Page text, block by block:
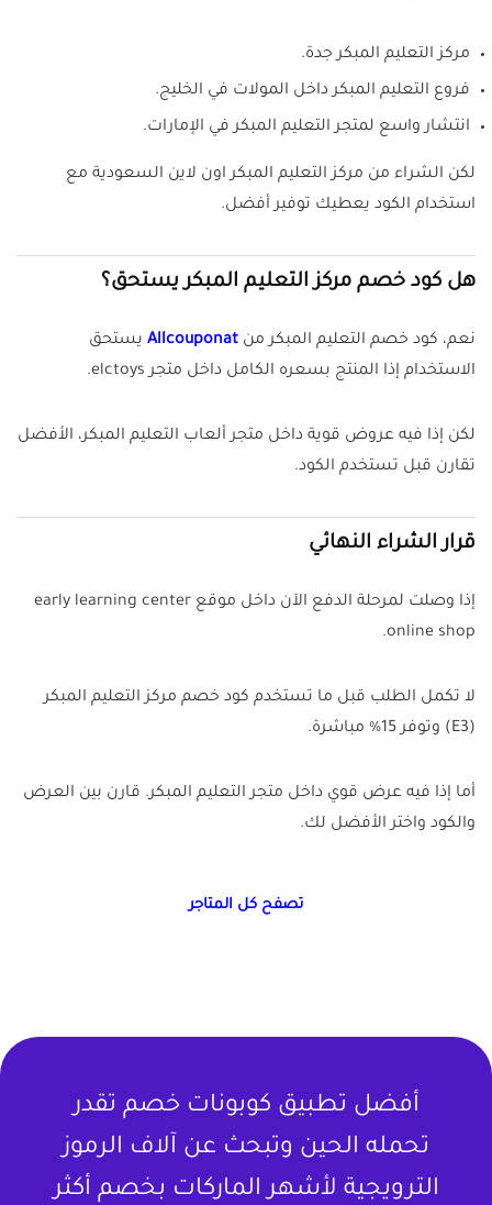
مركز التعليم المبكر جدة.
فروع التعليم المبكر داخل المولات في الخليج.
انتشار واسع لمتجر التعليم المبكر في الإمارات.
لكن الشراء من مركز التعليم المبكر اون لاين السعودية مع
استخدام الكود يعطيك توفير أفضل.
هل كود خصم مركز التعليم المبكر يستحق؟
نعم، كود خصم التعليم المبكر من Allcouponat يستحق
الاستخدام إذا المنتج بسعره الكامل داخل متجر elctoys.
لكن إذا فيه عروض قوية داخل متجر ألعاب التعليم المبكر، الأفضل
تقارن قبل تستخدم الكود.
قرار الشراء النهائي
إذا وصلت لمرحلة الدفع الآن داخل موقع early learning center
online shop.
لا تكمل الطلب قبل ما تستخدم كود خصم مركز التعليم المبكر
(E3) وتوفر 15% مباشرة.
أما إذا فيه عرض قوي داخل متجر التعليم المبكر. قارن بين العرض
والكود واختر الأفضل لك.
تصفح كل المتاجر
أفضل تطبيق كوبونات خصم تقدر
تحمله الحين وتبحث عن آلاف الرموز
الترويجية لأشهر الماركات بخصم أكثر